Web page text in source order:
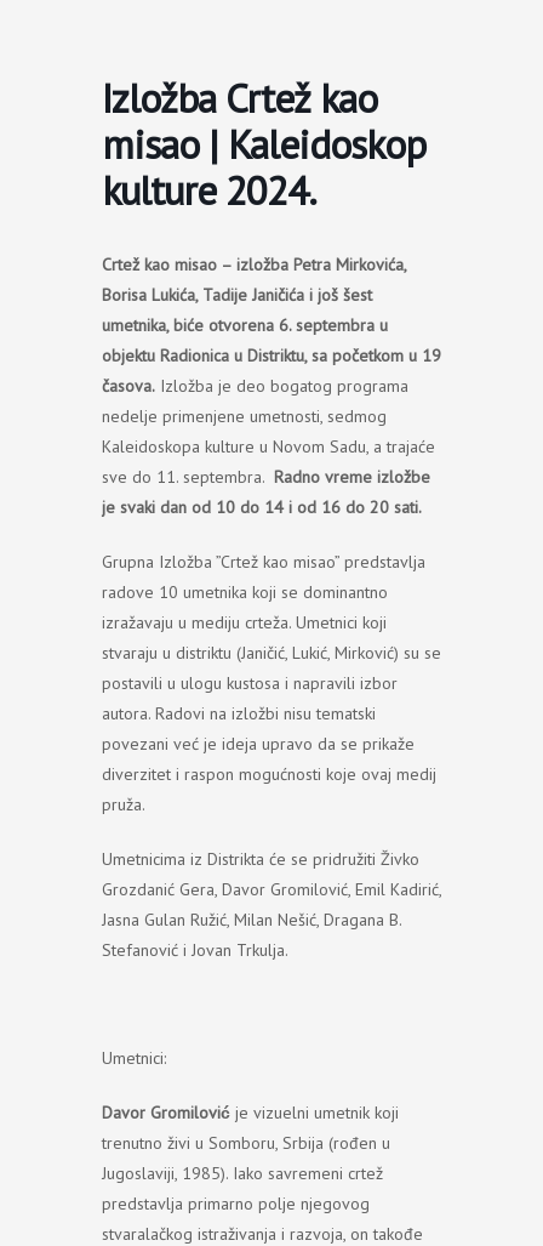
Izložba Crtež kao
misao | Kaleidoskop
kulture 2024.
Crtež kao misao – izložba Petra Mirkovića,
Borisa Lukića, Tadije Janičića i još šest
umetnika, biće otvorena 6. septembra u
objektu Radionica u Distriktu, sa početkom u 19
časova. Izložba je deo bogatog programa
nedelje primenjene umetnosti, sedmog
Kaleidoskopa kulture u Novom Sadu, a trajaće
sve do 11. septembra. Radno vreme izložbe
je svaki dan od 10 do 14 i od 16 do 20 sati.
Grupna Izložba ”Crtež kao misao” predstavlja
radove 10 umetnika koji se dominantno
izražavaju u mediju crteža. Umetnici koji
stvaraju u distriktu (Janičić, Lukić, Mirković) su se
postavili u ulogu kustosa i napravili izbor
autora. Radovi na izložbi nisu tematski
povezani već je ideja upravo da se prikaže
diverzitet i raspon mogućnosti koje ovaj medij
pruža.
Umetnicima iz Distrikta će se pridružiti Živko
Grozdanić Gera, Davor Gromilović, Emil Kadirić,
Jasna Gulan Ružić, Milan Nešić, Dragana B.
Stefanović i Jovan Trkulja.
Umetnici:
Davor Gromilović je vizuelni umetnik koji
trenutno živi u Somboru, Srbija (rođen u
Jugoslaviji, 1985). Iako savremeni crtež
predstavlja primarno polje njegovog
stvaralačkog istraživanja i razvoja, on takođe